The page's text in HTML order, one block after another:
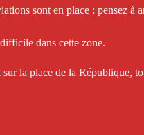
sont en place : pensez à
dans cette zone.
la place de la République,